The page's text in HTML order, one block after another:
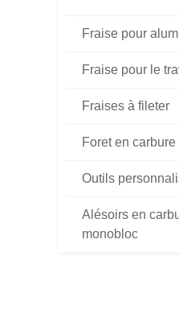
Fraise pour
Fraise pour le
Fraises à fileter
Foret en
Outils
Alésoirs en
monobloc